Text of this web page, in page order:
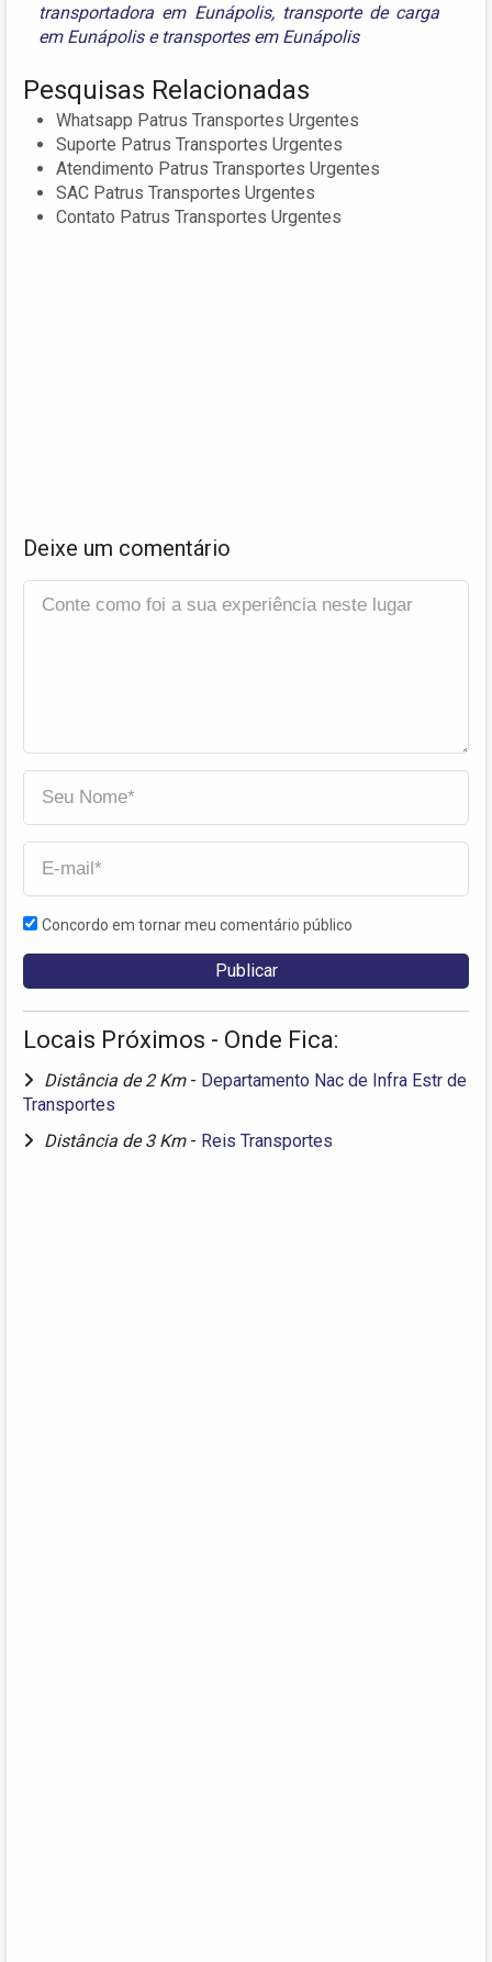
transportadora em Eunápolis, transporte de carga
em Eunápolise transportes em Eunápolis
Pesquisas Relacionadas
Whatsapp Patrus Transportes Urgentes
Suporte Patrus Transportes Urgentes
Atendimento Patrus Transportes Urgentes
SAC Patrus Transportes Urgentes
Contato Patrus Transportes Urgentes
Deixe um comentário
Concordo em tornar meu comentário público
Locais Próximos - Onde Fica:
Distância de 2 Km - Departamento Nac de Infra Estr de
Transportes
Distância de 3 Km - Reis Transportes